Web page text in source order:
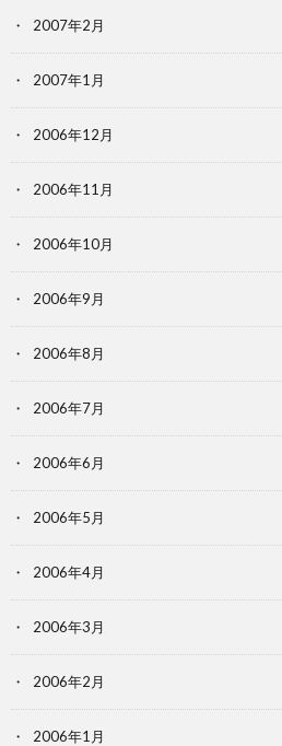
2007年2月
2007年1月
2006年12月
2006年11月
2006年10月
2006年9月
2006年8月
2006年7月
2006年6月
2006年5月
2006年4月
2006年3月
2006年2月
2006年1月